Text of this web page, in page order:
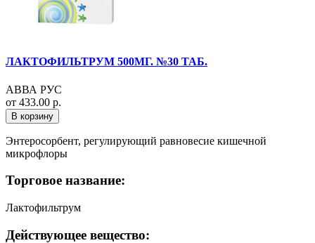
ЛАКТОФИЛЬТРУМ 500МГ. №30 ТАБ.
АВВА РУС
от 433.00 р.
В корзину
Энтеросорбент, регулирующий равновесие кишечной
микрофлоры
Торговое название:
Лактофильтрум
Действующее вещество: